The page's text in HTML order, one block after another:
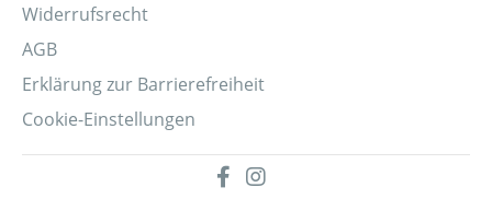
Widerrufsrecht
AGB
Erklärung zur Barrierefreiheit
Cookie-Einstellungen